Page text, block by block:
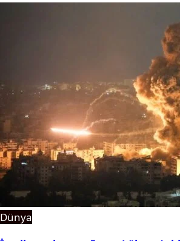
Dünya